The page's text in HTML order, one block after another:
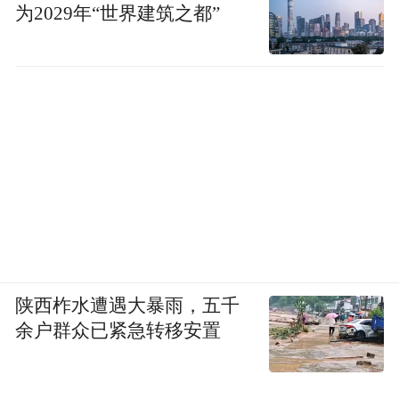
为2029年“世界建筑之都”
陕西柞水遭遇大暴雨，五千
余户群众已紧急转移安置